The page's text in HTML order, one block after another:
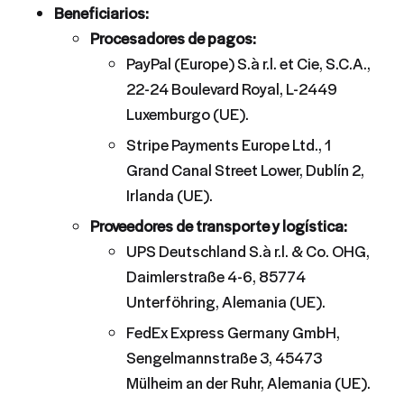
Beneficiarios:
Procesadores de pagos:
PayPal (Europe) S.à r.l. et Cie, S.C.A.,
22-24 Boulevard Royal, L-2449
Luxemburgo (UE).
Stripe Payments Europe Ltd., 1
Grand Canal Street Lower, Dublín 2,
Irlanda (UE).
Proveedores de transporte y logística:
UPS Deutschland S.à r.l. & Co. OHG,
Daimlerstraße 4-6, 85774
Unterföhring, Alemania (UE).
FedEx Express Germany GmbH,
Sengelmannstraße 3, 45473
Mülheim an der Ruhr, Alemania (UE).